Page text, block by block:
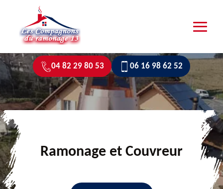
04 82 29 80 53 06 16 98 62 52
Ramonage et Couvreur